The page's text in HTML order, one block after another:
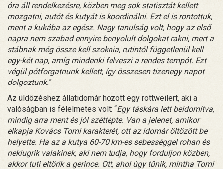
óra áll rendelkezésre, közben meg sok statisztát kellett
mozgatni, autót és kutyát is koordinálni. Ezt el is rontottuk,
ment a kukába az egész. Nagy tanulság volt, hogy az első
napra nem szabad ennyire bonyolult dolgokat rakni, mert a
stábnak még össze kell szoknia, rutintól függetlenül kell
egy-két nap, amíg mindenki felveszi a rendes tempót. Ezt
végül pótforgatnunk kellett, így összesen tizenegy napot
dolgoztunk.”
Az üldözéshez állatidomár hozott egy rottweilert, aki a
valóságban is félelmetes volt: “Egy táskára lett beidomítva,
mindig arra ment és jól széttépte. Van a jelenet, amikor
elkapja Kovács Tomi karakterét, ott az idomár öltözött be
helyette. Ha az a kutya 60-70 km-es sebességgel rohan és
nekiugrik valakinek, aki nem tudja, hogy forduljon közben,
akkor tuti eltörik a gerince. Ott, ahol úgy tűnik, mintha Tomi